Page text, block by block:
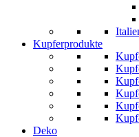
Kupferprodukte
Deko